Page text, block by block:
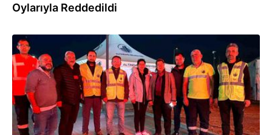
Oylarıyla Reddedildi
08.03.2023